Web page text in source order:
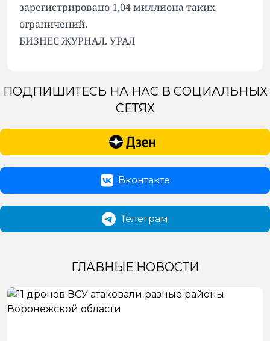
зарегистрировано 1,04 миллиона таких
ограничений.
БИЗНЕС ЖУРНАЛ. УРАЛ
ПОДПИШИТЕСЬ НА НАС В СОЦИАЛЬНЫХ
СЕТЯХ
Вконтакте
Телеграм
ГЛАВНЫЕ НОВОСТИ